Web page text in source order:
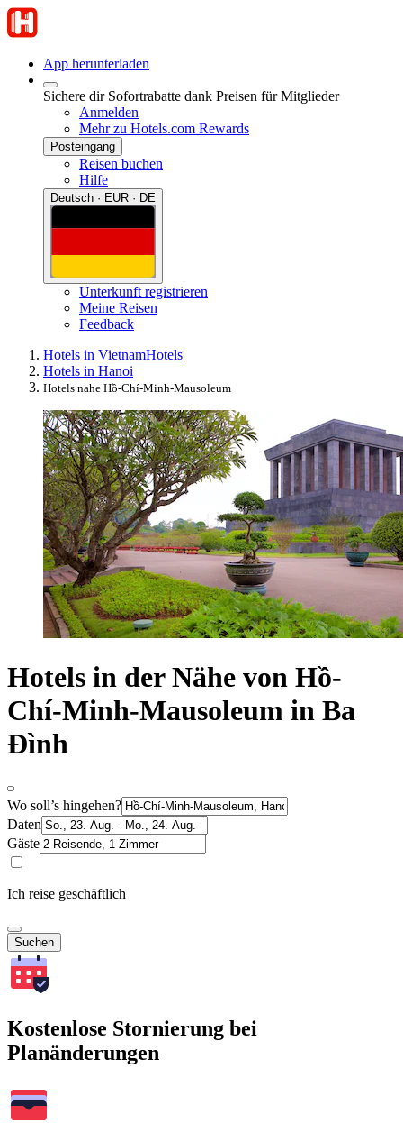
App herunterladen
Sichere dir Sofortrabatte dank Preisen für Mitglieder
Anmelden
Mehr zu Hotels.com Rewards
Posteingang
Reisen buchen
Hilfe
Deutsch · EUR · DE
Unterkunft registrieren
Meine Reisen
Feedback
Hotels in VietnamHotels
Hotels in Hanoi
Hotels nahe Hồ-Chí-Minh-Mausoleum
Hotels in der Nähe von Hồ-
Chí-Minh-Mausoleum in Ba
Đình
Wo soll’s hingehen?
Daten
Gäste
Ich reise geschäftlich
Suchen
Kostenlose Stornierung bei
Planänderungen